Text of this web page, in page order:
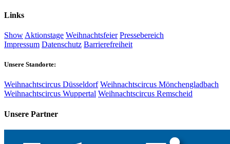
Links
Show Aktionstage Weihnachtsfeier Pressebereich
Impressum Datenschutz Barrierefreiheit
Unsere Standorte:
Weihnachtscircus Düsseldorf Weihnachtscircus Mönchengladbach
Weihnachtscircus Wuppertal Weihnachtscircus Remscheid
Unsere Partner